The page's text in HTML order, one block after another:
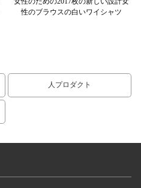
性のブラウスの白いワイシャツ
人プロダクト